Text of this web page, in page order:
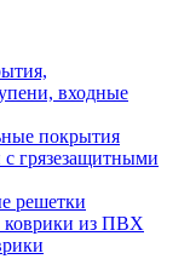
входные
покрытия
грязезащитными
решетки
коврики из ПВХ